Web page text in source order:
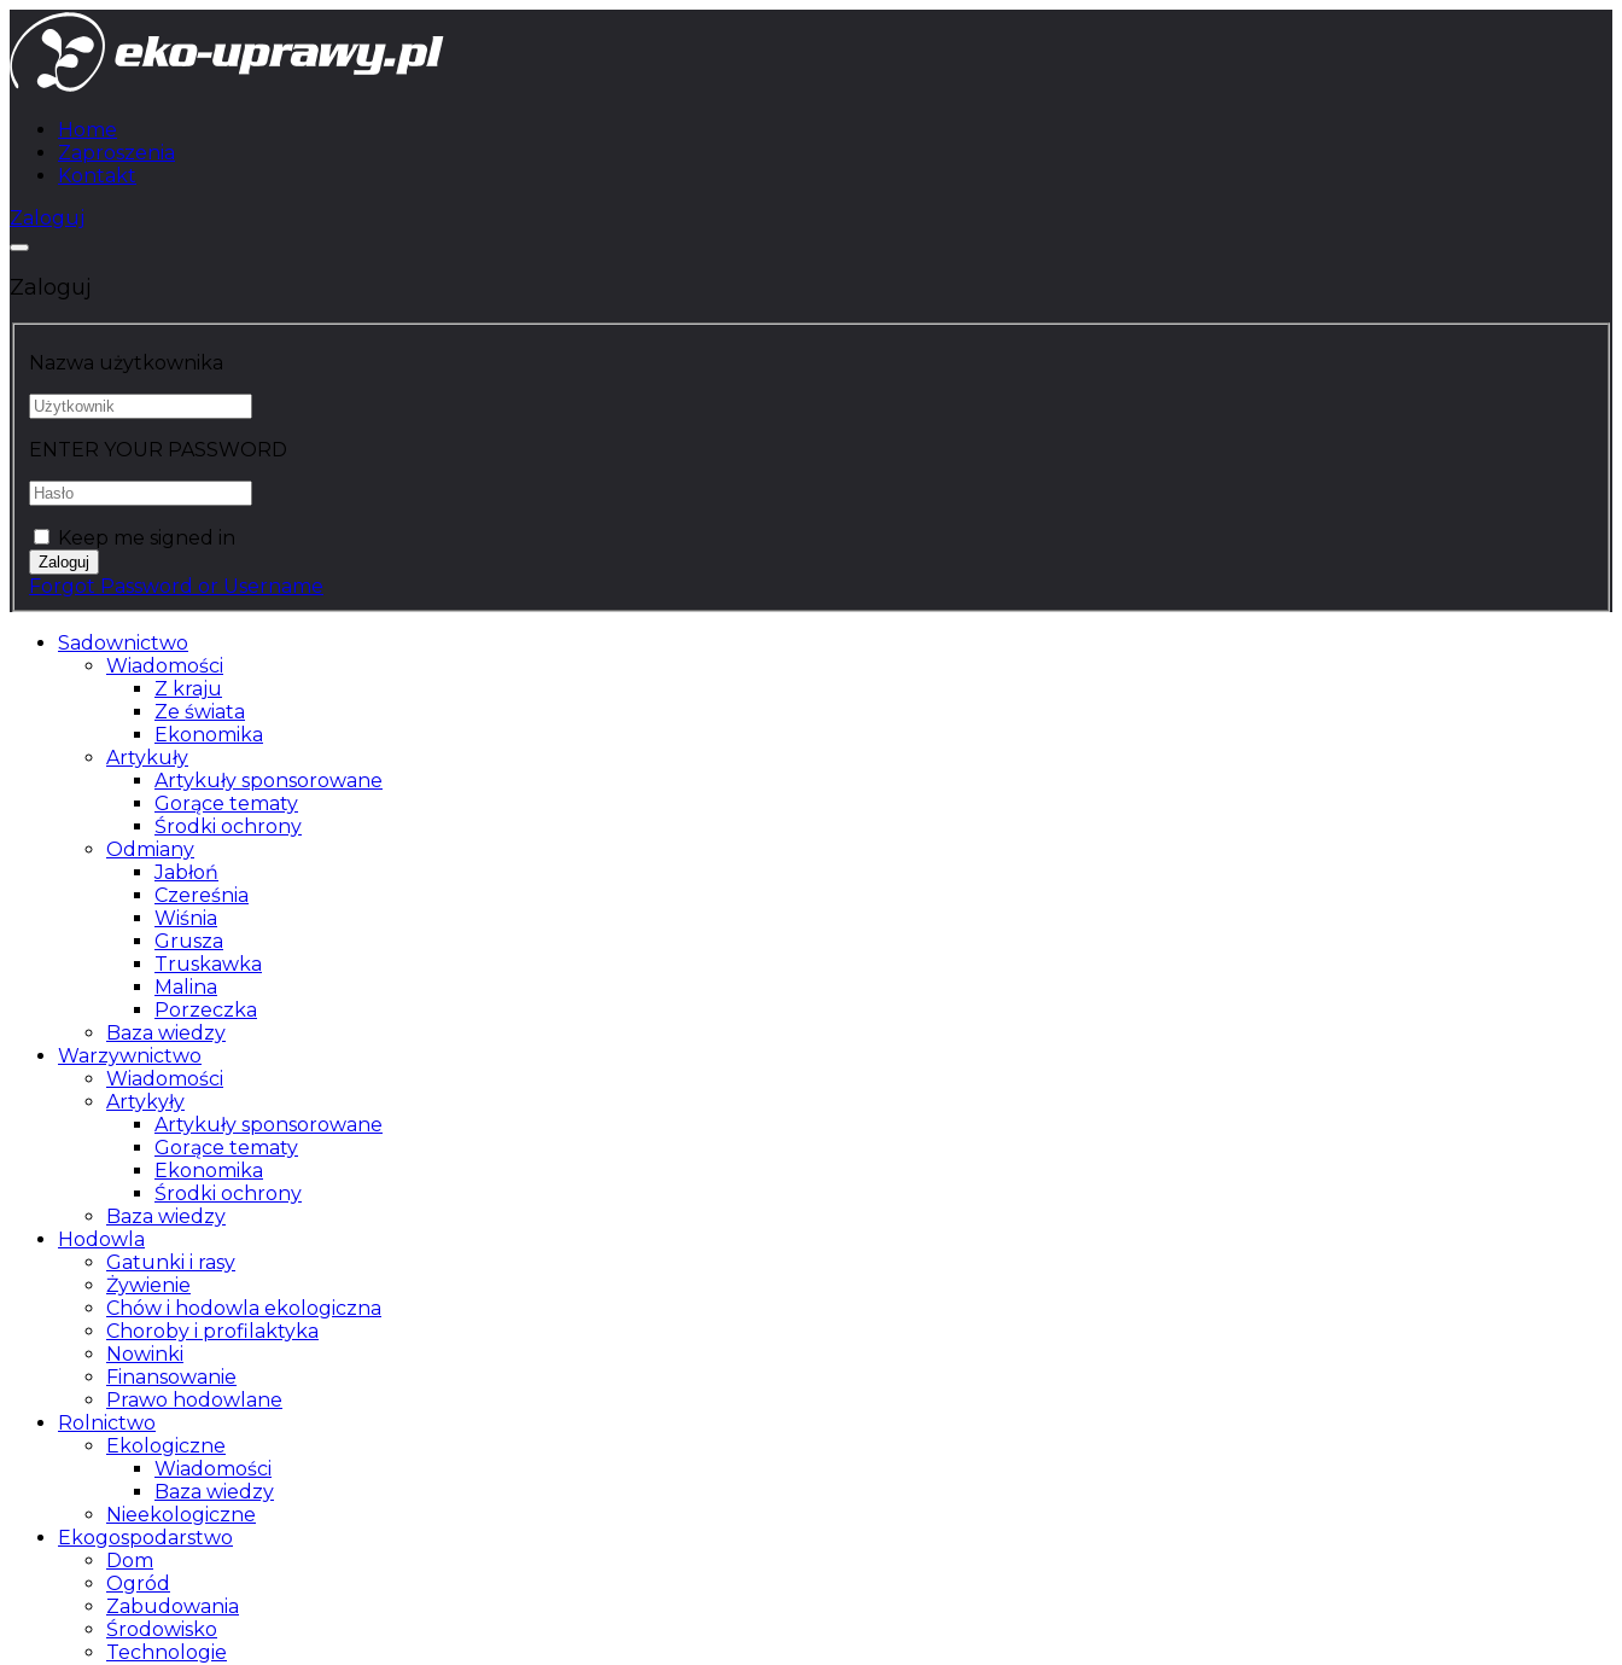
Home
Zaproszenia
Kontakt
Zaloguj
Zaloguj
Nazwa użytkownika
ENTER YOUR PASSWORD
Keep me signed in
Forgot Password or Username
Sadownictwo
Wiadomości
Z kraju
Ze świata
Ekonomika
Artykuły
Artykuły sponsorowane
Gorące tematy
Środki ochrony
Odmiany
Jabłoń
Czereśnia
Wiśnia
Grusza
Truskawka
Malina
Porzeczka
Baza wiedzy
Warzywnictwo
Wiadomości
Artykyły
Artykuły sponsorowane
Gorące tematy
Ekonomika
Środki ochrony
Baza wiedzy
Hodowla
Gatunki i rasy
Żywienie
Chów i hodowla ekologiczna
Choroby i profilaktyka
Nowinki
Finansowanie
Prawo hodowlane
Rolnictwo
Ekologiczne
Wiadomości
Baza wiedzy
Nieekologiczne
Ekogospodarstwo
Dom
Ogród
Zabudowania
Środowisko
Technologie